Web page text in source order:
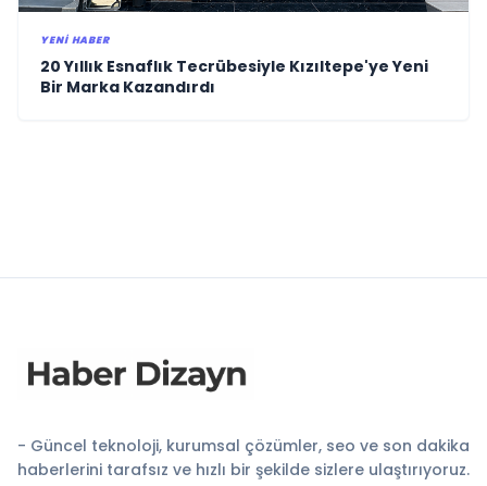
YENI HABER
20 Yıllık Esnaflık Tecrübesiyle Kızıltepe'ye Yeni
Bir Marka Kazandırdı
- Güncel teknoloji, kurumsal çözümler, seo ve son dakika
haberlerini tarafsız ve hızlı bir şekilde sizlere ulaştırıyoruz.